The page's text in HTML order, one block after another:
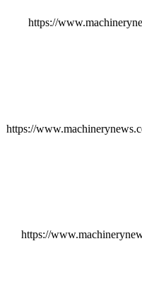
https://
https://
https://